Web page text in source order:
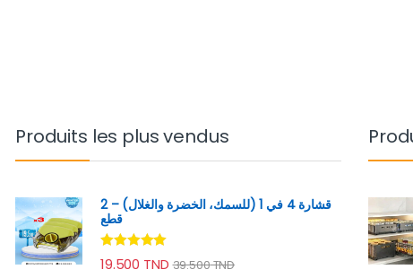
Produits les plus vendus
قشارة 4 في 1 (للسمك، الخضرة والغلال) – 2
قطع
Note4.89
sur 5
19.500 TND 39.500TND